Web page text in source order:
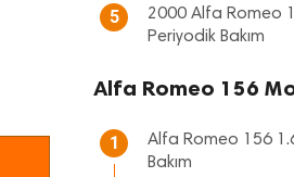
5
2000 Alfa Romeo
Periyodik Bakım
Alfa Romeo 156
1
Alfa Romeo 156
Bakım